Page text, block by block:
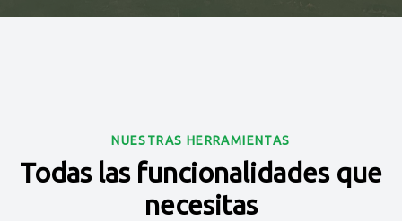
NUESTRAS HERRAMIENTAS
Todas las funcionalidades que
necesitas